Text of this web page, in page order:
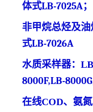
体式LB-7025A；
非甲烷总烃及油
式LB-7026A
水质采样器：
8000F,LB-
在线COD、氨